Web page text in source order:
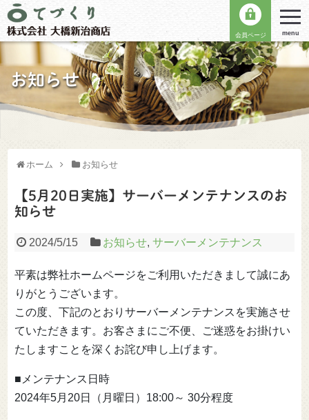
お知らせ
会員ページ menu
ホーム お知らせ
【5月20日実施】サーバーメンテナンスのお
知らせ
2024/5/15 お知らせ, サーバーメンテナンス
平素は弊社ホームページをご利用いただきまして誠にあ
りがとうございます。
この度、下記のとおりサーバーメンテナンスを実施させ
ていただきます。お客さまにご不便、ご迷惑をお掛けい
たしますことを深くお詫び申し上げます。
■メンテナンス日時
2024年5月20日（月曜日）18:00～ 30分程度